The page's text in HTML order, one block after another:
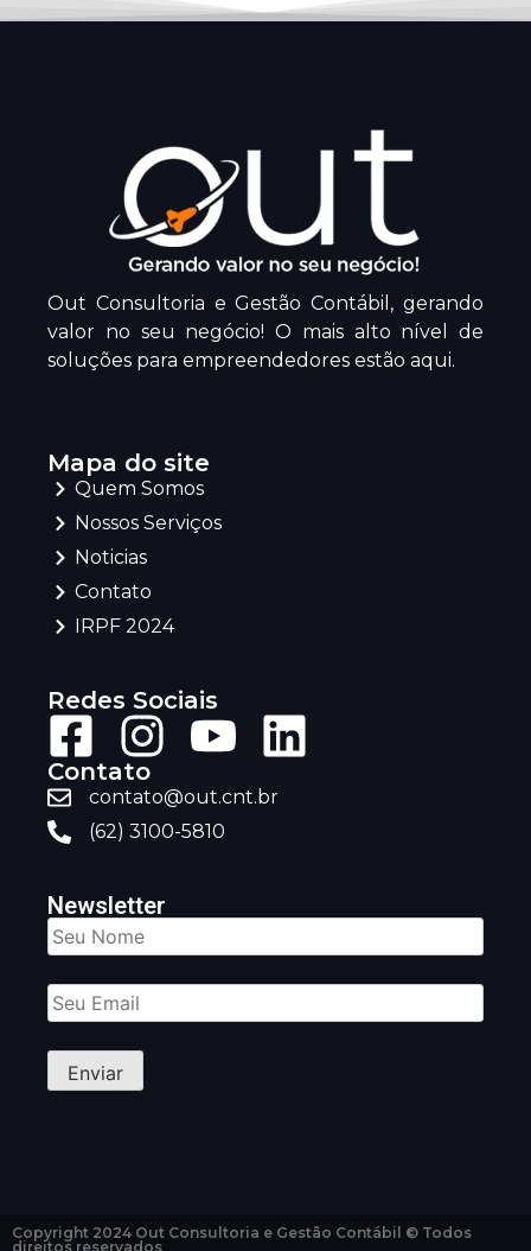
Out Consultoria e Gestão Contábil, gerando
valor no seu negócio! O mais alto nível de
soluções para empreendedores estão aqui.
Mapa do site
Quem Somos
Nossos Serviços
Noticias
Contato
IRPF 2024
Redes Sociais
Contato
contato@out.cnt.br
(62) 3100-5810
Newsletter
Copyright 2024 Out Consultoria e Gestão Contábil © Todos
direitos reservados